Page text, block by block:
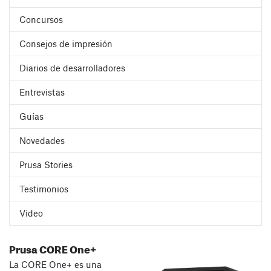
Concursos
Consejos de impresión
Diarios de desarrolladores
Entrevistas
Guías
Novedades
Prusa Stories
Testimonios
Video
Prusa CORE One+
La CORE One+ es una